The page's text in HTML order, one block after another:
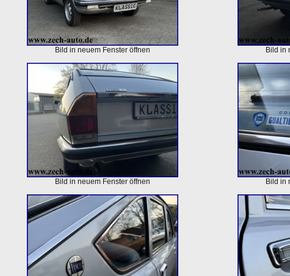
Bild in neuem Fenster öffnen Bild in
Bild in neuem Fenster öffnen Bild in